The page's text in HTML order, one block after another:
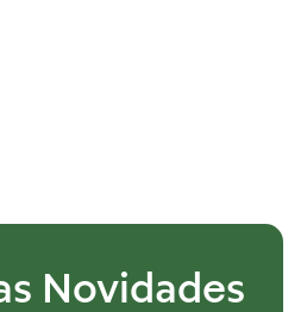
Novidades